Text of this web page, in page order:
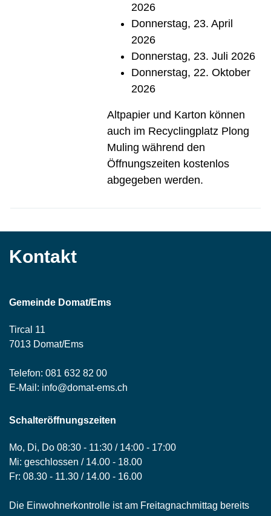
2026
Donnerstag, 23. April
2026
Donnerstag, 23. Juli 2026
Donnerstag, 22. Oktober
2026
Altpapier und Karton können
auch im Recyclingplatz Plong
Muling während den
Öffnungszeiten kostenlos
abgegeben werden.
Kontakt
Gemeinde Domat/Ems
Tircal 11
7013 Domat/Ems
Telefon: 081 632 82 00
E-Mail: info@domat-ems.ch
Schalteröffnungszeiten
Mo, Di, Do 08:30 - 11:30 / 14:00 - 17:00
Mi: geschlossen / 14.00 - 18.00
Fr: 08.30 - 11.30 / 14.00 - 16.00
Die Einwohnerkontrolle ist am Freitagnachmittag bereits